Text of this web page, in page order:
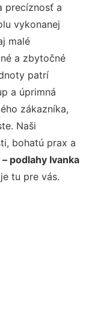
precíznosť a
vykonanej
malé
a zbytočné
patrí
a úprimná
zákazníka,
Naši
bohatú prax a
podlahy Ivanka
tu pre vás.